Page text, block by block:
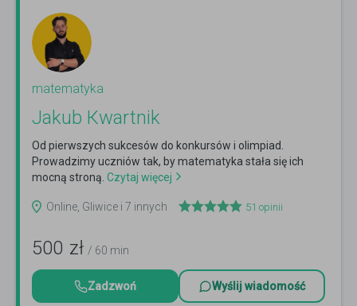
matematyka
Jаkub Кwаrtnik
Od pierwszych sukcesów do konkursów i olimpiad.
Prowadzimy uczniów tak, by matematyka stała się ich
mocną stroną. Czytaj więcej
Online, Gliwice i 7 innych 51 opinii
500 zł / 60 min
Zadzwoń Wyślij wiadomość